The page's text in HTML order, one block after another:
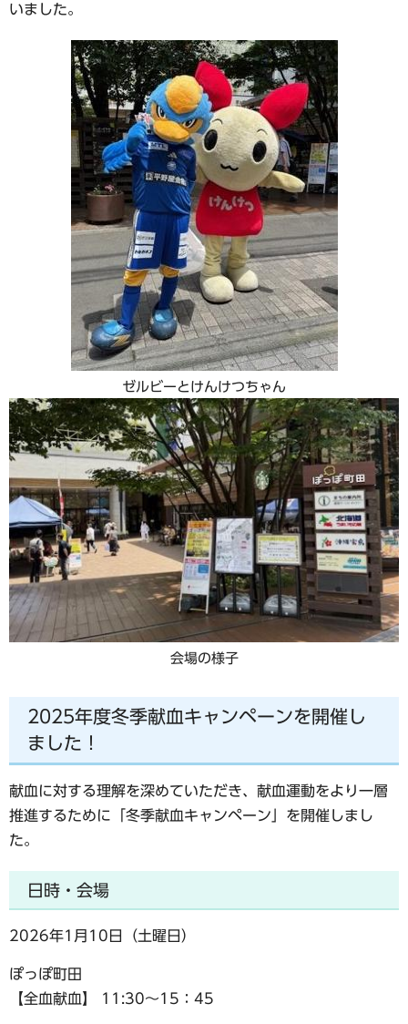
いました。
ゼルビーとけんけつちゃん
会場の様子
2025年度冬季献血キャンペーンを開催し
ました！
献血に対する理解を深めていただき、献血運動をより一層
推進するために「冬季献血キャンペーン」を開催しまし
た。
日時・会場
2026年1月10日（土曜日）
ぽっぽ町田
【全血献血】 11:30～15：45